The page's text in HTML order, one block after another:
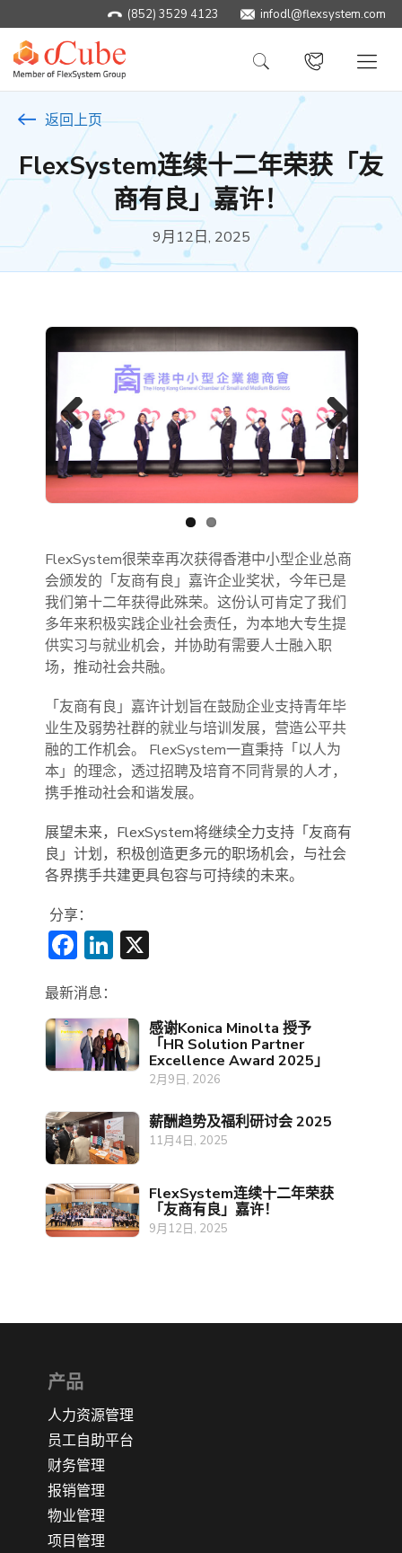
(852) 3529 4123 infodl@flexsystem.com
返回上页
FlexSystem连续十二年荣获「友
商有良」嘉许！
9月12日, 2025
Previous Next
FlexSystem很荣幸再次获得香港中小型企业总商
会颁发的「友商有良」嘉许企业奖状，今年已是
我们第十二年获得此殊荣。这份认可肯定了我们
多年来积极实践企业社会责任，为本地大专生提
供实习与就业机会，并协助有需要人士融入职
场，推动社会共融。
「友商有良」嘉许计划旨在鼓励企业支持青年毕
业生及弱势社群的就业与培训发展，营造公平共
融的工作机会。 FlexSystem一直秉持「以人为
本」的理念，透过招聘及培育不同背景的人才，
携手推动社会和谐发展。
展望未来，FlexSystem将继续全力支持「友商有
良」计划，积极创造更多元的职场机会，与社会
各界携手共建更具包容与可持续的未来。
分享：
Facebook
LinkedIn
最新消息：
感谢Konica Minolta 授予
「HR Solution Partner
Excellence Award 2025」
2月9日, 2026
薪酬趋势及福利研讨会 2025
11月4日, 2025
FlexSystem连续十二年荣获
「友商有良」嘉许！
9月12日, 2025
产品
人力资源管理
员工自助平台
财务管理
报销管理
物业管理
项目管理